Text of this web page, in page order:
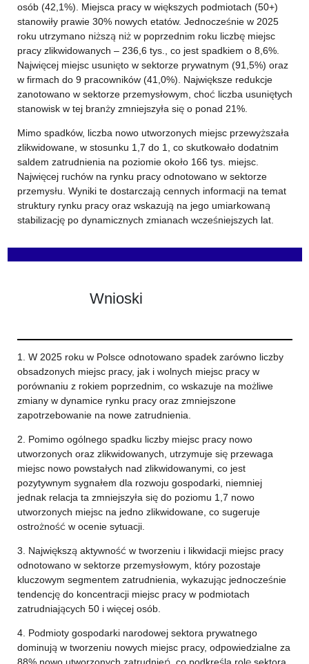
osób (42,1%). Miejsca pracy w większych podmiotach (50+)
stanowiły prawie 30% nowych etatów. Jednocześnie w 2025
roku utrzymano niższą niż w poprzednim roku liczbę miejsc
pracy zlikwidowanych – 236,6 tys., co jest spadkiem o 8,6%.
Najwięcej miejsc usunięto w sektorze prywatnym (91,5%) oraz
w firmach do 9 pracowników (41,0%). Największe redukcje
zanotowano w sektorze przemysłowym, choć liczba usuniętych
stanowisk w tej branży zmniejszyła się o ponad 21%.
Mimo spadków, liczba nowo utworzonych miejsc przewyższała
zlikwidowane, w stosunku 1,7 do 1, co skutkowało dodatnim
saldem zatrudnienia na poziomie około 166 tys. miejsc.
Najwięcej ruchów na rynku pracy odnotowano w sektorze
przemysłu. Wyniki te dostarczają cennych informacji na temat
struktury rynku pracy oraz wskazują na jego umiarkowaną
stabilizację po dynamicznych zmianach wcześniejszych lat.
Wnioski
1. W 2025 roku w Polsce odnotowano spadek zarówno liczby
obsadzonych miejsc pracy, jak i wolnych miejsc pracy w
porównaniu z rokiem poprzednim, co wskazuje na możliwe
zmiany w dynamice rynku pracy oraz zmniejszone
zapotrzebowanie na nowe zatrudnienia.
2. Pomimo ogólnego spadku liczby miejsc pracy nowo
utworzonych oraz zlikwidowanych, utrzymuje się przewaga
miejsc nowo powstałych nad zlikwidowanymi, co jest
pozytywnym sygnałem dla rozwoju gospodarki, niemniej
jednak relacja ta zmniejszyła się do poziomu 1,7 nowo
utworzonych miejsc na jedno zlikwidowane, co sugeruje
ostrożność w ocenie sytuacji.
3. Największą aktywność w tworzeniu i likwidacji miejsc pracy
odnotowano w sektorze przemysłowym, który pozostaje
kluczowym segmentem zatrudnienia, wykazując jednocześnie
tendencję do koncentracji miejsc pracy w podmiotach
zatrudniających 50 i więcej osób.
4. Podmioty gospodarki narodowej sektora prywatnego
dominują w tworzeniu nowych miejsc pracy, odpowiedzialne za